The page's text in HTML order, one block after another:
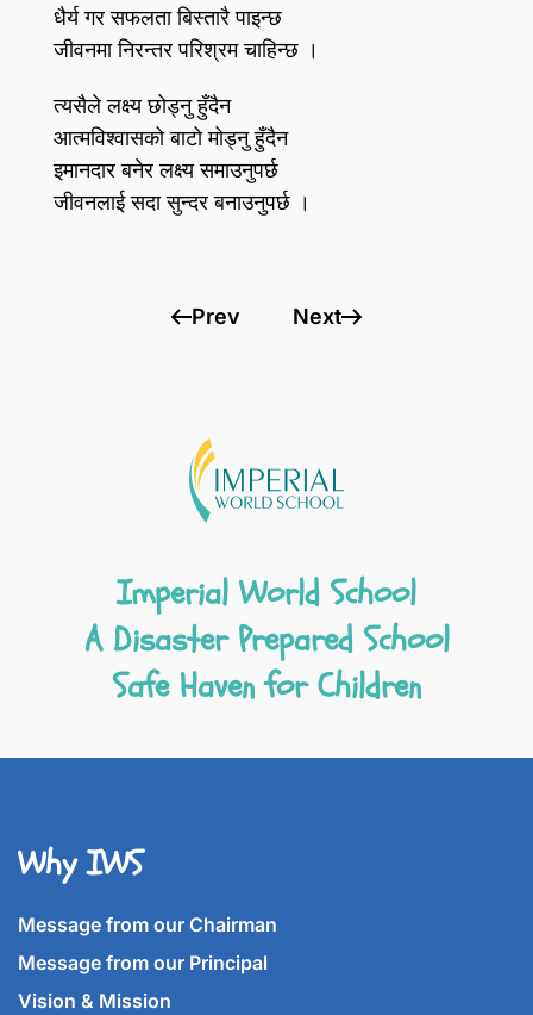
धैर्य गर सफलता बिस्तारै पाइन्छ
जीवनमा निरन्तर परिश्रम चाहिन्छ ।
त्यसैले लक्ष्य छोड्नु हुँदैन
आत्मविश्वासको बाटो मोड्नु हुँदैन
इमानदार बनेर लक्ष्य समाउनुपर्छ
जीवनलाई सदा सुन्दर बनाउनुपर्छ ।
Prev Next
Imperial World School
A Disaster Prepared School
Safe Haven for Children
Why IWS
Message from our Chairman
Message from our Principal
Vision & Mission